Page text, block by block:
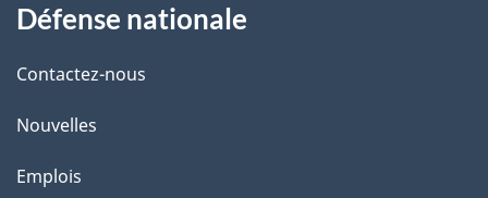
i
l
s
d
propos
de
ce
site
Défense nationale
Contactez-nous
Nouvelles
Emplois